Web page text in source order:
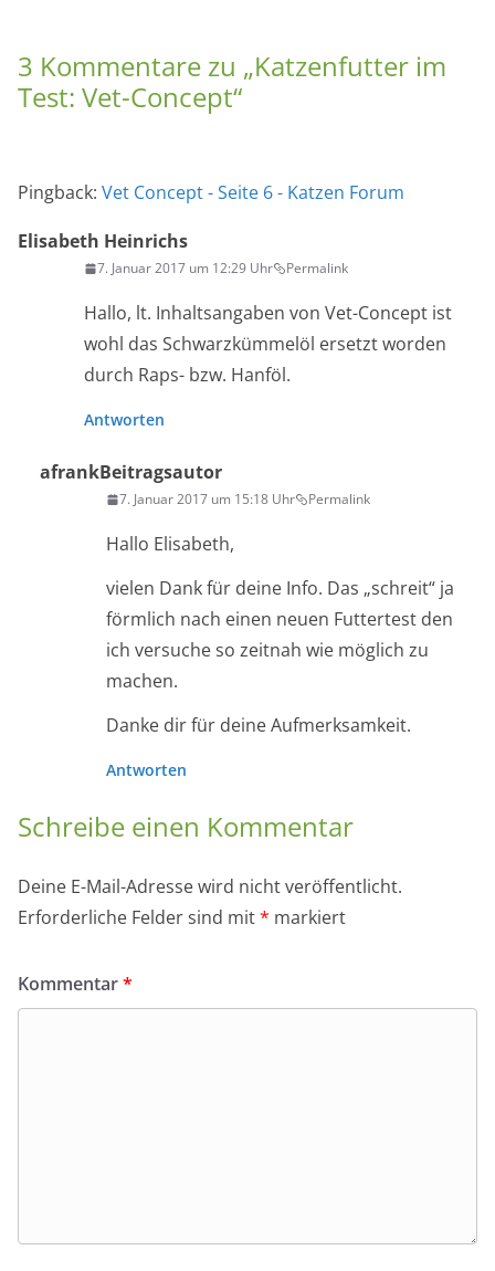
3 Kommentare zu „Katzenfutter im
Test: Vet-Concept“
Pingback: Vet Concept - Seite 6 - Katzen Forum
Elisabeth Heinrichs
7. Januar 2017 um 12:29 Uhr Permalink
Hallo, lt. Inhaltsangaben von Vet-Concept ist
wohl das Schwarzkümmelöl ersetzt worden
durch Raps- bzw. Hanföl.
Antworten
afrankBeitragsautor
7. Januar 2017 um 15:18 Uhr Permalink
Hallo Elisabeth,
vielen Dank für deine Info. Das „schreit“ ja
förmlich nach einen neuen Futtertest den
ich versuche so zeitnah wie möglich zu
machen.
Danke dir für deine Aufmerksamkeit.
Antworten
Schreibe einen Kommentar
Deine E-Mail-Adresse wird nicht veröffentlicht.
Erforderliche Felder sind mit* markiert
Kommentar*